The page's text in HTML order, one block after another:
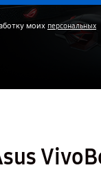
моих персональных